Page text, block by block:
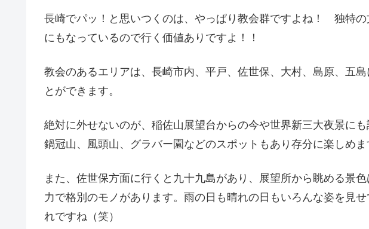
長崎でパッ！と思いつくのは、やっぱり教会群ですよね！ 独特
にもなっているので行く価値ありですよ！！
教会のあるエリアは、長崎市内、平戸、佐世保、大村、島原、五
とができます。
絶対に外せないのが、稲佐山展望台からの今や世界新三大夜景に
鍋冠山、風頭山、グラバー園などのスポットもあり存分に楽しめま
また、佐世保方面に行くと九十九島があり、展望所から眺める景
力で格別のモノがあります。雨の日も晴れの日もいろんな姿を見
れですね（笑）